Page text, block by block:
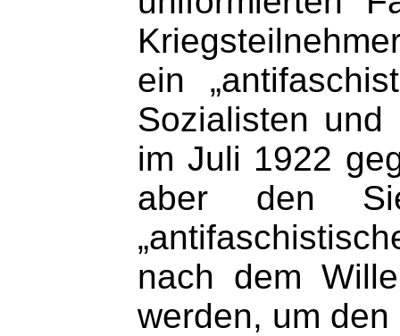
ein
Sozialisten und
im Juli 1922
aber den
nach dem
werden, um